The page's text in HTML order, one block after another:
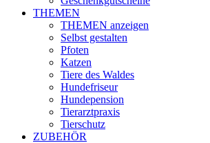
THEMEN
THEMEN anzeigen
Selbst gestalten
Pfoten
Katzen
Tiere des Waldes
Hundefriseur
Hundepension
Tierarztpraxis
Tierschutz
ZUBEHÖR